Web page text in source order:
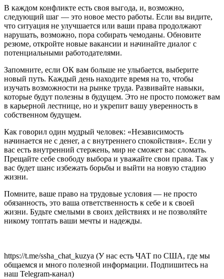
В каждом конфликте есть своя выгода, и, возможно,
следующий шаг — это новое место работы. Если вы видите,
что ситуация не улучшается или ваши права продолжают
нарушать, возможно, пора собирать чемоданы. Обновите
резюме, откройте новые вакансии и начинайте диалог с
потенциальными работодателями.
Запомните, если ОК вам больше не улыбается, выберите
новый путь. Каждый день находите время на то, чтобы
изучать возможности на рынке труда. Развивайте навыки,
которые будут полезны в будущем. Это не просто поможет вам
в карьерной лестнице, но и укрепит вашу уверенность в
собственном будущем.
Как говорил один мудрый человек: «Независимость
начинается не с денег, а с внутреннего спокойствия». Если у
вас есть внутренний стержень, мир не сможет вас сломать.
Прещайте себе свободу выбора и уважайте свои права. Так у
вас будет шанс избежать борьбы и выйти на новую стадию
жизни.
Помните, ваше право на трудовые условия — не просто
обязанность, это ваша ответственность к себе и к своей
жизни. Будьте смелыми в своих действиях и не позволяйте
никому топтать ваши мечты и надежды.
https://t.me/ssha_chat_kuzya (У нас есть ЧАТ по США, где мы
общаемся и много полезной информации. Подпишитесь на
наш Telegram-канал)